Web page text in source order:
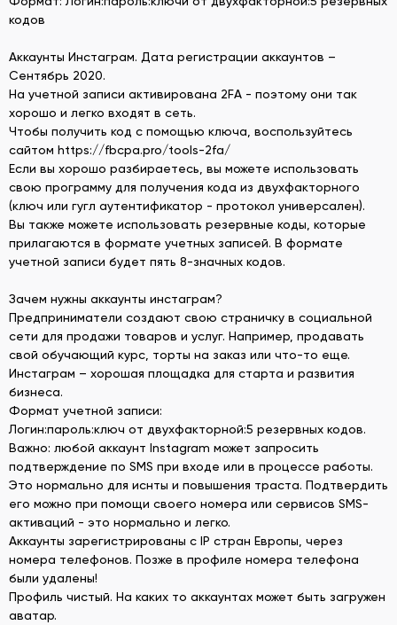
кодов
Аккаунты Инстаграм. Дата регистрации аккаунтов –
Сентябрь 2020.
На учетной записи активирована 2FA - поэтому они так
хорошо и легко входят в сеть.
Чтобы получить код с помощью ключа, воспользуйтесь
сайтом https://fbcpa.pro/tools-2fa/
Если вы хорошо разбираетесь, вы можете использовать
свою программу для получения кода из двухфакторного
(ключ или гугл аутентификатор - протокол универсален).
Вы также можете использовать резервные коды, которые
прилагаются в формате учетных записей. В формате
учетной записи будет пять 8-значных кодов.
Зачем нужны аккаунты инстаграм?
Предприниматели создают свою страничку в социальной
сети для продажи товаров и услуг. Например, продавать
свой обучающий курс, торты на заказ или что-то еще.
Инстаграм – хорошая площадка для старта и развития
бизнеса.
Формат учетной записи:
Логин:пароль:ключ от двухфакторной:5 резервных кодов.
Важно: любой аккаунт Instagram может запросить
подтверждение по SMS при входе или в процессе работы.
Это нормально для иснты и повышения траста. Подтвердить
его можно при помощи своего номера или сервисов SMS-
активаций - это нормально и легко.
Аккаунты зарегистрированы с IP стран Европы, через
номера телефонов. Позже в профиле номера телефона
были удалены!
Профиль чистый. На каких то аккаунтах может быть загружен
аватар.